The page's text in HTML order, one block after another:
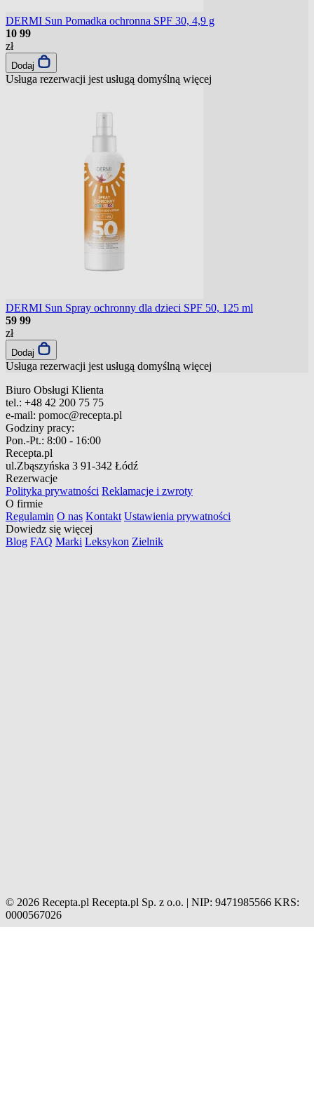
DERMI Sun Pomadka ochronna SPF 30, 4,9 g
10 99
zł
Dodaj
Usługa rezerwacji jest usługą domyślną więcej
DERMI Sun Spray ochronny dla dzieci SPF 50, 125 ml
59 99
zł
Dodaj
Usługa rezerwacji jest usługą domyślną więcej
Biuro Obsługi Klienta
tel.: +48 42 200 75 75
e-mail: pomoc@recepta.pl
Godziny pracy:
Pon.-Pt.: 8:00 - 16:00
Recepta.pl
ul.Zbąszyńska 3 91-342 Łódź
Rezerwacje
Polityka prywatności Reklamacje i zwroty
O firmie
Regulamin O nas Kontakt Ustawienia prywatności
Dowiedz się więcej
Blog FAQ Marki Leksykon Zielnik
© 2026 Recepta.pl Recepta.pl Sp. z o.o. | NIP: 9471985566 KRS:
0000567026